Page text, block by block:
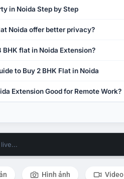
in Noida Step by Step
Noida offer better privacy?
BHK flat in Noida Extension?
to Buy 2 BHK Flat in Noida
Extension Good for Remote Work?
Hình ảnh Video